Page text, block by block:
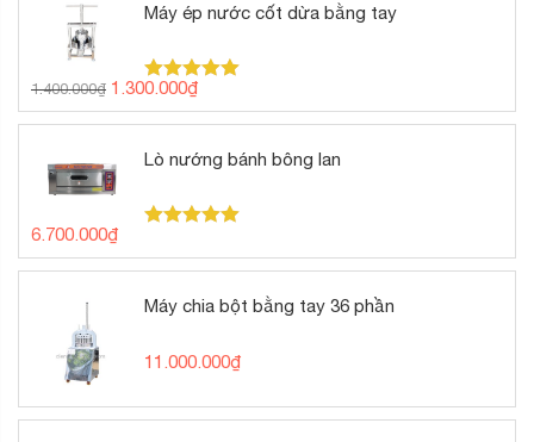
Máy ép nước cốt dừa bằng tay
Được xếp
hạng5.00
5 sao
1.400.000₫ Giá
gốc
là:
1.400.000₫.
1.300.000₫Giá
hiện
tại
là:
Lò nướng bánh bông lan
hạng5.00
5 sao
6.700.000₫
Máy chia bột bằng tay 36 phần
11.000.000₫